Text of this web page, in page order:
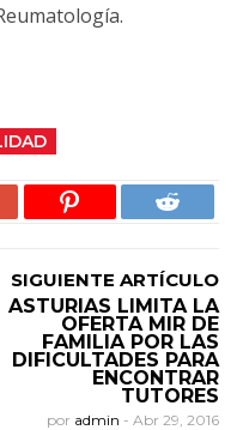
SIGUIENTE ARTÍCULO
ASTURIAS LIMITA LA
OFERTA MIR DE
FAMILIA POR LAS
DIFICULTADES PARA
ENCONTRAR
TUTORES
por admin - Abr 29, 2016